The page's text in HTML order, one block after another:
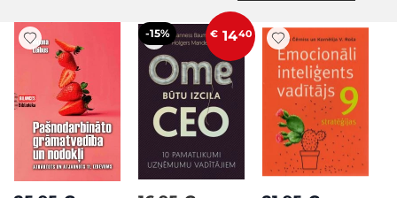
-15% € 1440